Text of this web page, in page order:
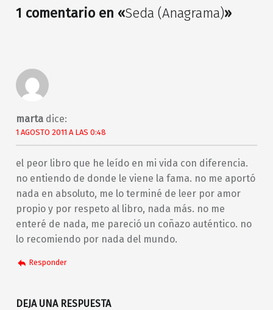
1 comentario en «Seda (Anagrama)»
marta dice:
1 AGOSTO 2011 A LAS 0:48
el peor libro que he leído en mi vida con diferencia.
no entiendo de donde le viene la fama. no me aportó
nada en absoluto, me lo terminé de leer por amor
propio y por respeto al libro, nada más. no me
enteré de nada, me pareció un coñazo auténtico. no
lo recomiendo por nada del mundo.
Responder
DEJA UNA RESPUESTA